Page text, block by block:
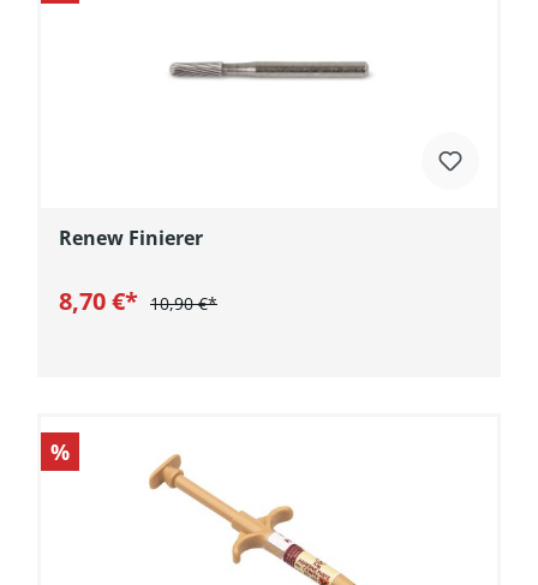
Renew Finierer
8,70 €* 10,90 €*
%